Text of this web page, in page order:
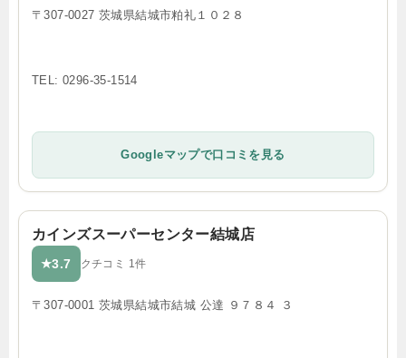
〒307-0027 茨城県結城市粕礼１０２８
TEL: 0296-35-1514
Googleマップで口コミを見る
カインズスーパーセンター結城店
★3.7 クチコミ 1件
〒307-0001 茨城県結城市結城 公達 ９７８４ ３